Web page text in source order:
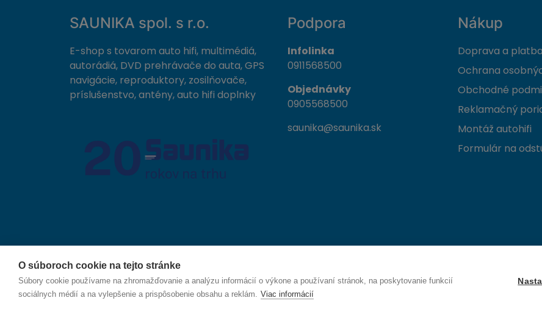
O súboroch cookie na tejto stránke
Súbory cookie používame na zhromažďovanie a analýzu informácií o výkone a používaní stránok, na poskytovanie funkcií
sociálnych médií a na vylepšenie a prispôsobenie obsahu a reklám. Viac informácií
SAUNIKA spol. s r.o.
E-shop s tovarom auto hifi, multimédiá,
autorádiá, DVD prehrávače do auta, GPS
navigácie, reproduktory, zosilňovače,
príslušenstvo, antény, auto hifi doplnky
Podpora
Infolinka
0911568500
Objednávky
0905568500
saunika@saunika.sk
Nákup
Doprava a platba
Ochrana
Obchodné
Reklamačný
Montáž autohifi
Formulár na
© 2026 SAUNIKA spol. s r.o. Zlatovská 1783, 911 05 Trenčín
Právo na odstúpenie od zmluvy — odoslať žiadosť o odstúpenie